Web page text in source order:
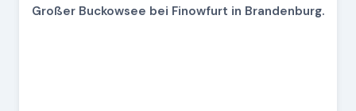
Großer Buckowsee bei Finowfurt in Brandenburg.